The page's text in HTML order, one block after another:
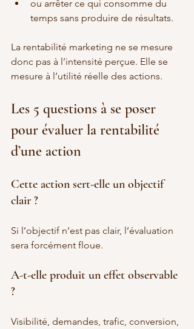
ou arrêter ce qui consomme du
temps sans produire de résultats.
La rentabilité marketing ne se mesure
donc pas à l’intensité perçue. Elle se
mesure à l’utilité réelle des actions.
Les 5 questions à se poser
pour évaluer la rentabilité
d’une action
Cette action sert-elle un objectif
clair ?
Si l’objectif n’est pas clair, l’évaluation
sera forcément floue.
A-t-elle produit un effet observable
?
Visibilité, demandes, trafic, conversion,